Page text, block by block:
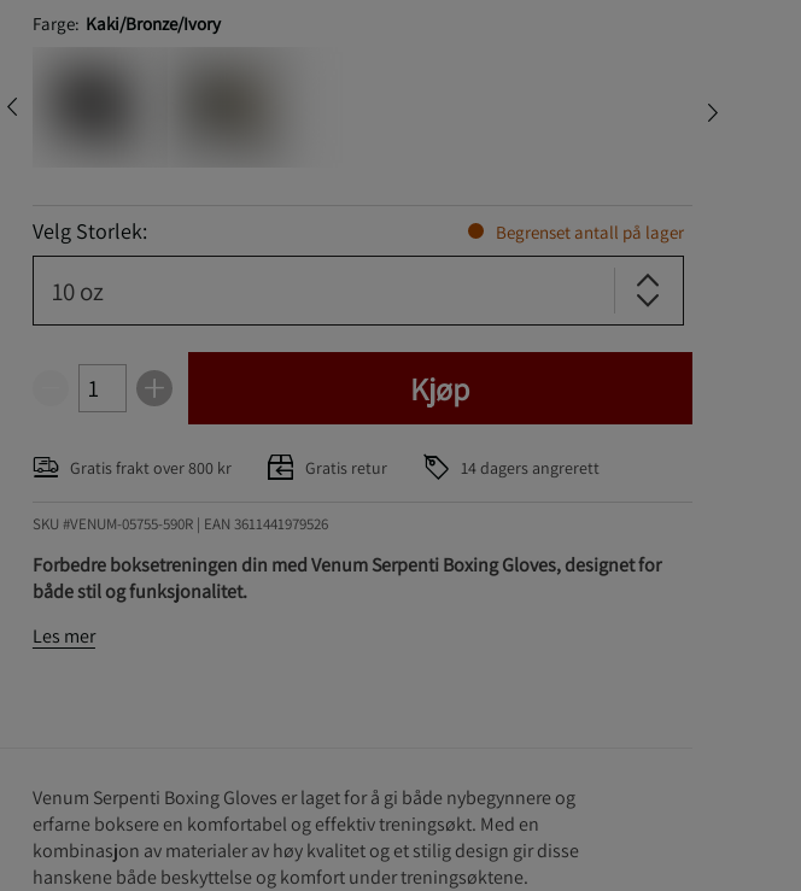
Farge: Kaki/Bronze/Ivory
Velg Storlek: Begrenset antall på lager
10 oz
Kjøp
Gratis frakt over 800 kr Gratis retur 14 dagers angrerett
SKU #VENUM-05755-590R | EAN 3611441979526
Forbedre boksetreningen din med Venum Serpenti Boxing Gloves, designet for
både stil og funksjonalitet.
Les mer
Venum Serpenti Boxing Gloves er laget for å gi både nybegynnere og
erfarne boksere en komfortabel og effektiv treningsøkt. Med en
kombinasjon av materialer av høy kvalitet og et stilig design gir disse
hanskene både beskyttelse og komfort under treningsøktene.